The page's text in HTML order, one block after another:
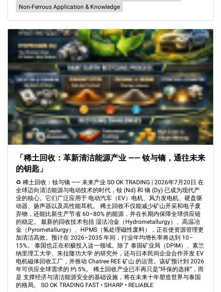
Non-Ferrous Application & Knowledge
「稀土回收：革新清洁能源产业 —— 钕与镝，通往未来
的钥匙」
♻️ 稀土回收：钕与镝 —— 未来产业 SO OK TRADING | 2026年7月20日 在
全球迈向清洁能源与电动技术的时代，钕 (Nd) 和 镝 (Dy) 已成为现代产
业的核心。它们广泛应用于 电动汽车（EV）电机、风力发电机、硬盘驱
动器、扬声器以及高性能耳机。 稀土回收不仅能减少矿山开采和电子废
弃物，还能比新生产节省 60–80% 的能源，并在长期内保障全球供应链
的稳定。 最新的回收技术包括 湿法冶金（Hydrometallurgy）、高温冶
金（Pyrometallurgy）、HPMS（氢处理磁性废料），正在使资源管理更
加清洁高效。预计在 2026–2035 年间，行业年均增长率将达到 10–
15%。 泰国也正在积极投入这一领域。除了 泰国矿业局（DPIM）、素兰
纳里理工大学、朱拉隆功大学 的研究外，还与日本民间企业合作开发 EV
电机磁体回收工厂，并推动 Chatree REE 矿山 的运营。该矿预计到 2026
年可供应全球需求的 约 5%。 稀土回收产业已不再只是“环保的选择”，而
是 支撑经济与清洁能源安全的基础设施，将在未来十年塑造世界与泰国
的格局。 SO OK TRADING FAST • SHARP • RELIABLE